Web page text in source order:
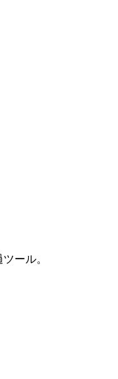
ール。